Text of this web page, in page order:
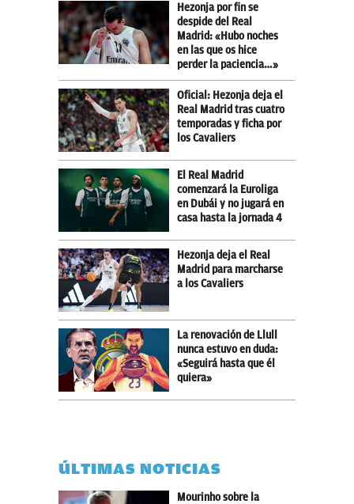
Hezonja por fin se
despide del Real
Madrid: «Hubo noches
en las que os hice
perder la paciencia…»
Oficial: Hezonja deja el
Real Madrid tras cuatro
temporadas y ficha por
los Cavaliers
El Real Madrid
comenzará la Euroliga
en Dubái y no jugará en
casa hasta la jornada 4
Hezonja deja el Real
Madrid para marcharse
a los Cavaliers
La renovación de Llull
nunca estuvo en duda:
«Seguirá hasta que él
quiera»
ÚLTIMAS NOTICIAS
Mourinho sobre la